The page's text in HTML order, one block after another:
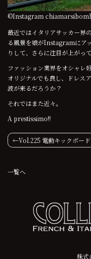
©Instagram
最近ではイタリアサッカー界
る風景を娘がInstagramにア
りして、さらに注目が上がって
ファッション業界をオシャレ
オリジナルでも良し、ドレス
波が来るだろうか？
それではまた近々。
A prestissimo!!
投
ナ
Vol.225 電動キックボード
一覧へ
株式